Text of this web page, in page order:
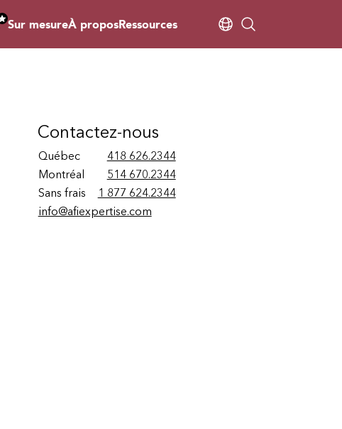
Sur mesureÀ proposRessources
Contactez-nous
Québec
418 626.2344
Montréal
514 670.2344
Sans frais
1 877 624.2344
info@afiexpertise.com